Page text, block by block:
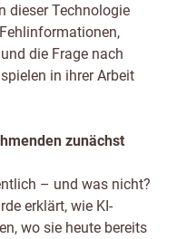
dieser Technologie
die Frage nach
in ihrer Arbeit
zunächst
– und was nicht?
erklärt, wie KI-
wo sie heute bereits